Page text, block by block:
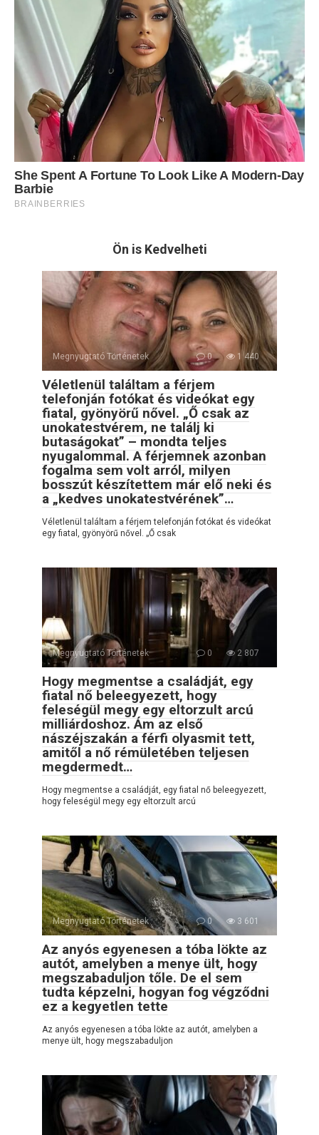
Ön is Kedvelheti
Megnyugtató Történetek 0 1 440
Véletlenül találtam a férjem
telefonján fotókat és videókat egy
fiatal, gyönyörű nővel. „Ő csak az
unokatestvérem, ne találj ki
butaságokat” – mondta teljes
nyugalommal. A férjemnek azonban
fogalma sem volt arról, milyen
bosszút készítettem már elő neki és
a „kedves unokatestvérének”…
Véletlenül találtam a férjem telefonján fotókat és videókat
egy fiatal, gyönyörű nővel. „Ő csak
Megnyugtató Történetek 0 2 807
Hogy megmentse a családját, egy
fiatal nő beleegyezett, hogy
feleségül megy egy eltorzult arcú
milliárdoshoz. Ám az első
nászéjszakán a férfi olyasmit tett,
amitől a nő rémületében teljesen
megdermedt…
Hogy megmentse a családját, egy fiatal nő beleegyezett,
hogy feleségül megy egy eltorzult arcú
Megnyugtató Történetek 0 3 601
Az anyós egyenesen a tóba lökte az
autót, amelyben a menye ült, hogy
megszabaduljon tőle. De el sem
tudta képzelni, hogyan fog végződni
ez a kegyetlen tette
Az anyós egyenesen a tóba lökte az autót, amelyben a
menye ült, hogy megszabaduljon